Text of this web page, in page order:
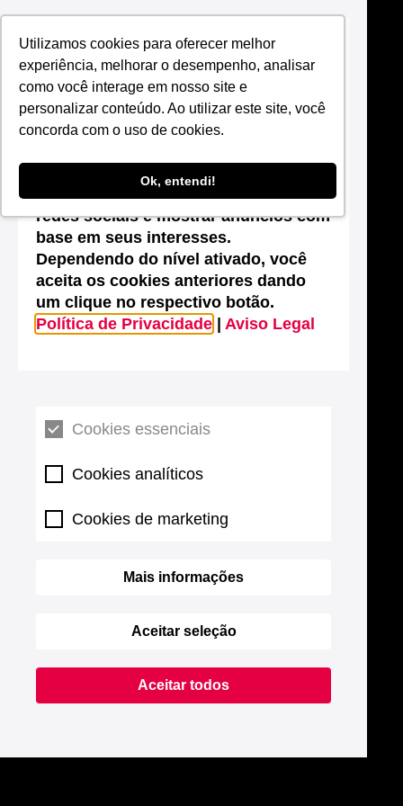
Utilizamos cookies para oferecer melhor
experiência, melhorar o desempenho, analisar
como você interage em nosso site e
personalizar conteúdo. Ao utilizar este site, você
concorda com o uso de cookies.
Ok, entendi!
Suas configurações de cookies neste
site
Este site utiliza cookies que são
essenciais para melhorar o
estatísticas, possibilitar o
compartilhamento de conteúdos nas
redes sociais e mostrar anúncios com
base em seus interesses.
Dependendo do nível ativado, você
aceita os cookies anteriores dando
um clique no respectivo botão.
Política de Privacidade
Aviso Legal
Cookies essenciais
Cookies analíticos
Cookies de marketing
Mais informações
Aceitar seleção
Aceitar todos